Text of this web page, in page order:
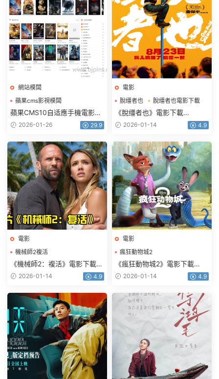
網站模闆
蘋果cms影視模闆
蘋果CMS模闆
蘋果CMS10自适應手機電影源
碼影視模闆高權重seo簡潔模改
2026-01-26 29.9
電影
脫缰者也
脫缰者也電影下載
《脫缰者也》電影下載
1080p.HD國語中字
2026-01-14 4.9
電影
機械師2複活
機械師2複活電影下載
《機械師2：複活》電影下載
1080p.BD中英雙字
2026-01-14 4.9
電影
瘋狂動物城2
瘋狂動物城2電影下載
《瘋狂動物城2》電影下載
1080p.HD中英雙語
2026-01-14 4.9